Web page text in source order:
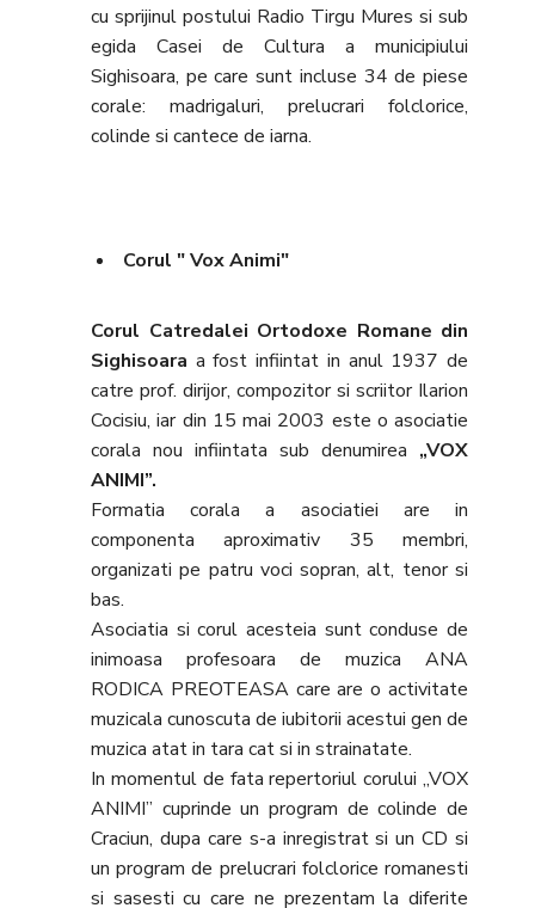
cu sprijinul postului Radio Tirgu Mures si sub
egida Casei de Cultura a municipiului
Sighisoara, pe care sunt incluse 34 de piese
corale: madrigaluri, prelucrari folclorice,
colinde si cantece de iarna.
Corul " Vox Animi"
Corul Catredalei Ortodoxe Romane din
Sighisoara a fost infiintat in anul 1937 de
catre prof. dirijor, compozitor si scriitor Ilarion
Cocisiu, iar din 15 mai 2003 este o asociatie
corala nou infiintata sub denumirea „VOX
ANIMI”.
Formatia corala a asociatiei are in
componenta aproximativ 35 membri,
organizati pe patru voci sopran, alt, tenor si
bas.
Asociatia si corul acesteia sunt conduse de
inimoasa profesoara de muzica ANA
RODICA PREOTEASA care are o activitate
muzicala cunoscuta de iubitorii acestui gen de
muzica atat in tara cat si in strainatate.
In momentul de fata repertoriul corului „VOX
ANIMI” cuprinde un program de colinde de
Craciun, dupa care s-a inregistrat si un CD si
un program de prelucrari folclorice romanesti
si sasesti cu care ne prezentam la diferite